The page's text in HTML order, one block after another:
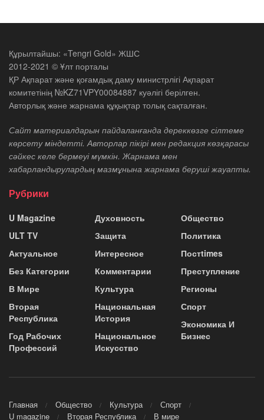
Құрылтайшы: «Tengri Gold» ЖШС
2012-2021 © Ұлт порталы
ҚР Ақпарат және қоғамдық даму министрлігі Ақпарат
комитетінің №KZ71VPY00084887 куәлігі берілген.
Авторлық және жарнама құқықтар толық сақталған.
Сайт материалдарын пайдаланғанда дереккөзге сілтеме
көрсету міндетті. Авторлар пікірі мен редакция көзқарасы
сәйкес келе бермеуі мүмкін. Жарнама мен
хабарландырулардың мазмұнына жарнама беруші жауапты.
Рубрики
U Magazine
ULT TV
Актуальное
Без Категории
В Мире
Вторая
Республика
Год Рабочих
Профессий
Духовность
Защита
Интересное
Комментарии
Культура
Национальная
История
Национальное
Искусство
Общество
Политика
Постtimes
Преступление
Регионы
Спорт
Экономика И
Бизнес
Главная Общество Культура
Спорт
U magazine
Вторая Республика В мире